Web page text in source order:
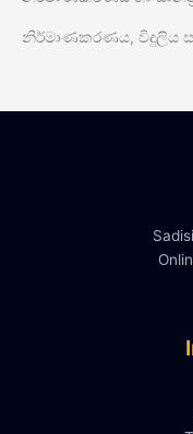
නිර්මාණකරණය, විදුලිය